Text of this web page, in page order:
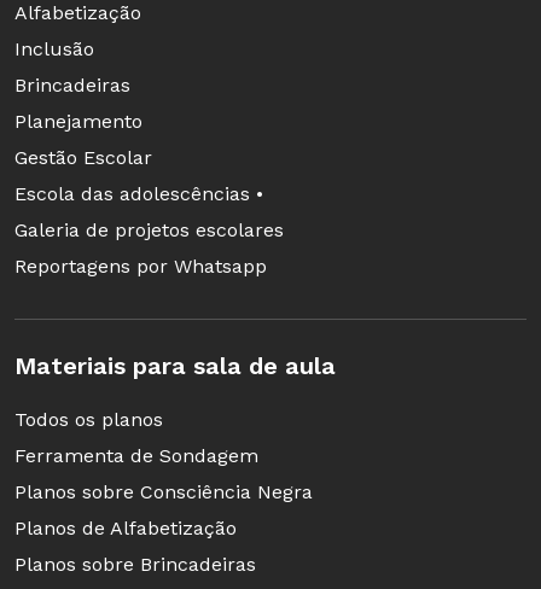
Alfabetização
Inclusão
Brincadeiras
Planejamento
Gestão Escolar
Escola das adolescências •
Galeria de projetos escolares
Reportagens por Whatsapp
Materiais para sala de aula
Todos os planos
Ferramenta de Sondagem
Planos sobre Consciência Negra
Planos de Alfabetização
Planos sobre Brincadeiras